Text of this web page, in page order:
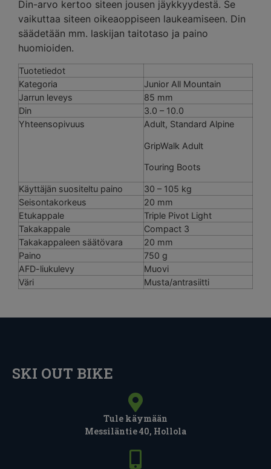
Din-arvo kertoo siteen jousen jäykkyydestä. Se
vaikuttaa siteen oikeaoppiseen laukeamiseen. Din
säädetään mm. laskijan taitotaso ja paino
huomioiden.
Tuotetiedot
Kategoria
Junior All Mountain
Jarrun leveys
85 mm
Din
3.0 – 10.0
Yhteensopivuus
Adult, Standard Alpine
GripWalk Adult
Touring Boots
Käyttäjän suositeltu paino
30 – 105 kg
Seisontakorkeus
20 mm
Etukappale
Triple Pivot Light
Takakappale
Compact 3
Takakappaleen säätövara
20 mm
Paino
750 g
AFD-liukulevy
Muovi
Väri
Musta/antrasiitti
SKI OUT BIKE
Tule käymään
Messiläntie 40, Hollola